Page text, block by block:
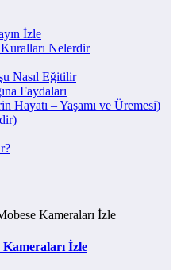
İzle
Nelerdir
Nasıl Eğitilir
Faydaları
Hayatı – Yaşamı ve Üremesi)
Kameraları İzle